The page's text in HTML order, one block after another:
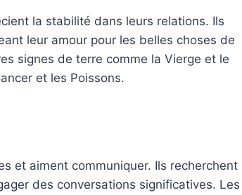
la stabilité dans leurs relations. Ils
leur amour pour les belles choses de
signes de terre comme la Vierge et le
et les Poissons.
et aiment communiquer. Ils recherchent
des conversations significatives. Les